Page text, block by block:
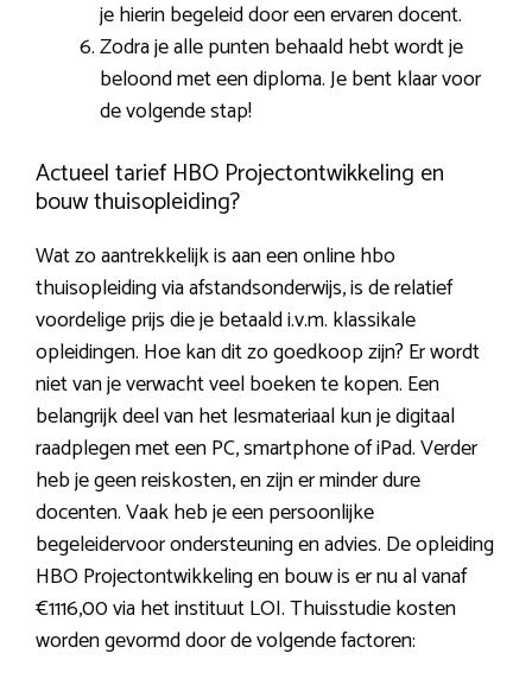
je hierin begeleid door een ervaren docent.
Zodra je alle punten behaald hebt wordt je
beloond met een diploma. Je bent klaar voor
de volgende stap!
Actueel tarief HBO Projectontwikkeling en
bouw thuisopleiding?
Wat zo aantrekkelijk is aan een online hbo
thuisopleiding via afstandsonderwijs, is de relatief
voordelige prijs die je betaald i.v.m. klassikale
opleidingen. Hoe kan dit zo goedkoop zijn? Er wordt
niet van je verwacht veel boeken te kopen. Een
belangrijk deel van het lesmateriaal kun je digitaal
raadplegen met een PC, smartphone of iPad. Verder
heb je geen reiskosten, en zijn er minder dure
docenten. Vaak heb je een persoonlijke
begeleidervoor ondersteuning en advies. De opleiding
HBO Projectontwikkeling en bouw is er nu al vanaf
€1116,00 via het instituut LOI. Thuisstudie kosten
worden gevormd door de volgende factoren: